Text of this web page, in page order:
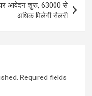
आवेदन शुरू, 63000 से
अधिक मिलेगी सैलरी
Required fields